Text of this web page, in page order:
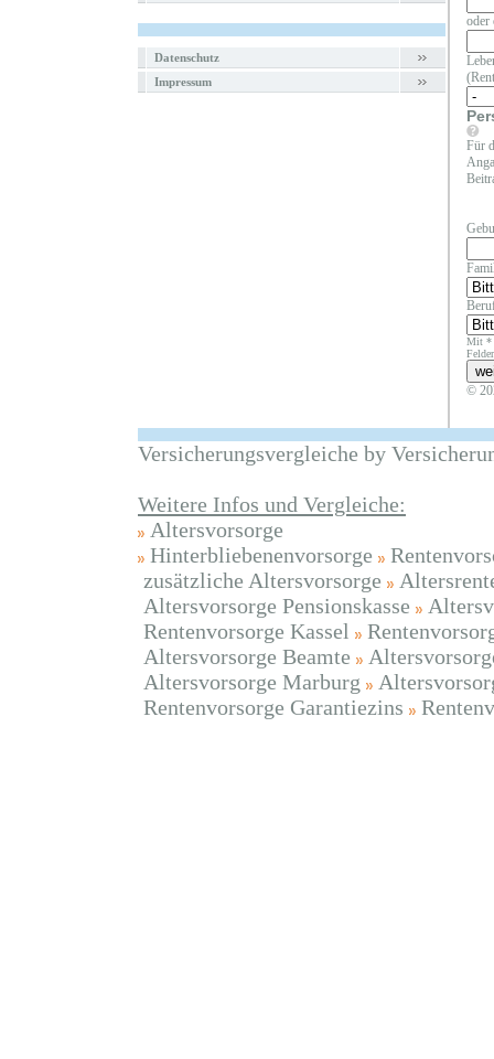
Datenschutz
Impressum
oder
Für
Mit *
©
Versicherungsvergleiche by
Weitere Infos und Vergleiche:
Altersvorsorge
Hinterbliebenenvorsorge
zusätzliche Altersvorsorge
Altersvorsorge Pensionskasse
Rentenvorsorge Kassel
Altersvorsorge Beamte
Altersvorsorge Marburg
Rentenvorsorge Garantiezins